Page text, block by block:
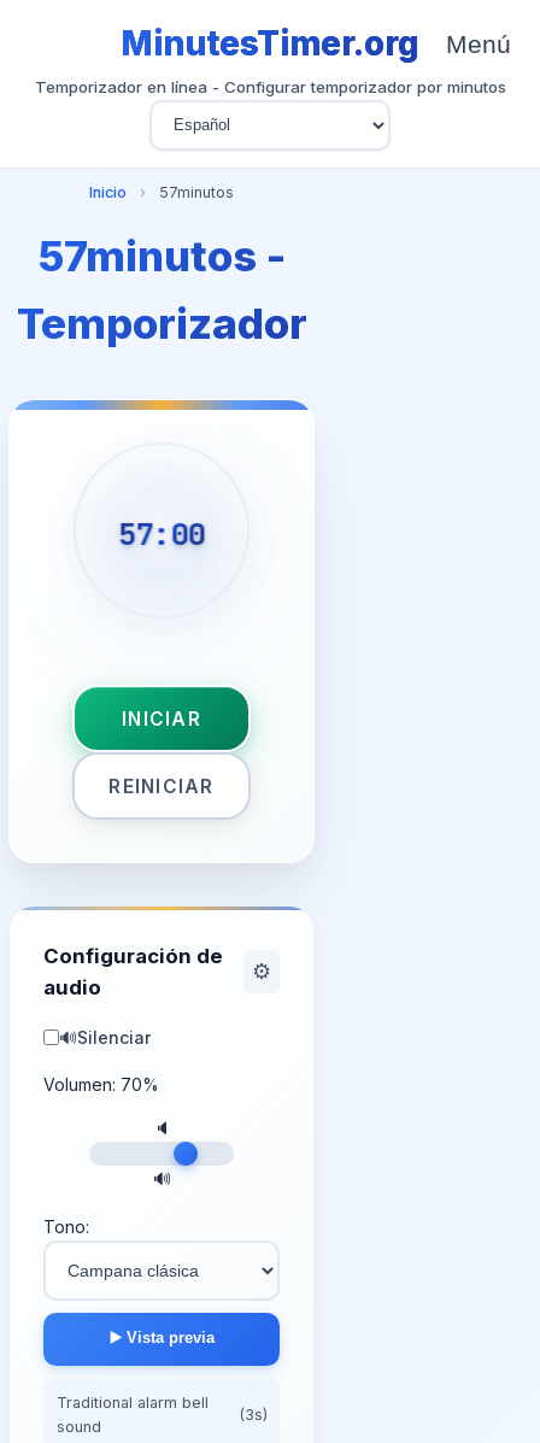
MinutesTimer.org
Temporizador en línea - Configurar temporizador por minutos
Menú
Inicio › 57minutos
57minutos -
Temporizador
57:00
INICIAR
REINICIAR
Configuración de
audio
⚙️
🔊Silenciar
Volumen: 70%
🔈
🔊
Tono:
▶️ Vista previa
Traditional alarm bell
sound
(3s)